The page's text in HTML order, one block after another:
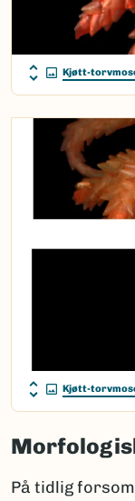
Kjøtt-
Kjøtt-
På tidlig